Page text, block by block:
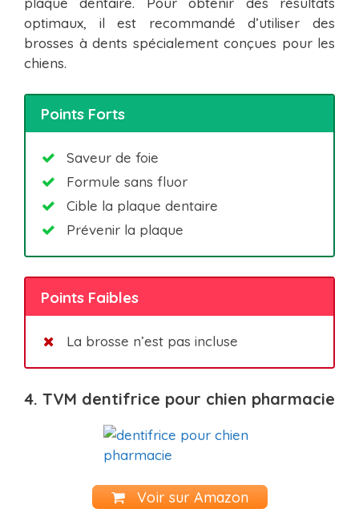
optimaux, il est recommandé d’utiliser des
brosses à dents spécialement conçues pour les
chiens.
Points Forts
Saveur de foie
Formule sans fluor
Cible la plaque dentaire
Prévenir la plaque
Points Faibles
La brosse n’est pas incluse
4. TVM dentifrice pour chien pharmacie
Voir sur Amazon